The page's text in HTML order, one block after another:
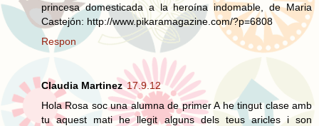
princesa domesticada a la heroína indomable, de Maria
Castejón: http://www.pikaramagazine.com/?p=6808
Respon
Claudia Martinez 17.9.12
Hola Rosa soc una alumna de primer A he tingut clase amb
tu aquest mati he llegit alguns dels teus aricles i son